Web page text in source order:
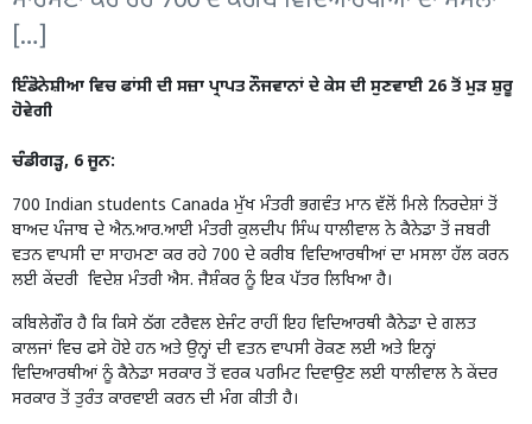
[…]
ਇੰਡੋਨੇਸ਼ੀਆ ਵਿਚ ਫਾਂਸੀ ਦੀ ਸਜ਼ਾ ਪ੍ਰਾਪਤ ਨੌਜਵਾਨਾਂ ਦੇ ਕੇਸ ਦੀ ਸੁਣਵਾਈ 26 ਤੋਂ ਮੁੜ ਸ਼ੁਰੂ
ਹੋਵੇਗੀ
ਚੰਡੀਗੜ੍ਹ, 6 ਜੂਨ:
700 Indian students Canada ਮੁੱਖ ਮੰਤਰੀ ਭਗਵੰਤ ਮਾਨ ਵੱਲੋਂ ਮਿਲੇ ਨਿਰਦੇਸ਼ਾਂ ਤੋਂ
ਬਾਅਦ ਪੰਜਾਬ ਦੇ ਐਨ.ਆਰ.ਆਈ ਮੰਤਰੀ ਕੁਲਦੀਪ ਸਿੰਘ ਧਾਲੀਵਾਲ ਨੇ ਕੈਨੇਡਾ ਤੋਂ ਜਬਰੀ
ਵਤਨ ਵਾਪਸੀ ਦਾ ਸਾਹਮਣਾ ਕਰ ਰਹੇ 700 ਦੇ ਕਰੀਬ ਵਿਦਿਆਰਥੀਆਂ ਦਾ ਮਸਲਾ ਹੱਲ ਕਰਨ
ਲਈ ਕੇਂਦਰੀ ਵਿਦੇਸ਼ ਮੰਤਰੀ ਐਸ. ਜੈਸ਼ੰਕਰ ਨੂੰ ਇਕ ਪੱਤਰ ਲਿਖਿਆ ਹੈ।
ਕਬਿਲੇਗੌਰ ਹੈ ਕਿ ਕਿਸੇ ਠੱਗ ਟਰੈਵਲ ਏਜੰਟ ਰਾਹੀਂ ਇਹ ਵਿਦਿਆਰਥੀ ਕੈਨੇਡਾ ਦੇ ਗਲਤ
ਕਾਲਜਾਂ ਵਿਚ ਫਸੇ ਹੋਏ ਹਨ ਅਤੇ ਉਨ੍ਹਾਂ ਦੀ ਵਤਨ ਵਾਪਸੀ ਰੋਕਣ ਲਈ ਅਤੇ ਇਨ੍ਹਾਂ
ਵਿਦਿਆਰਥੀਆਂ ਨੂੰ ਕੈਨੇਡਾ ਸਰਕਾਰ ਤੋਂ ਵਰਕ ਪਰਮਿਟ ਦਿਵਾਉਣ ਲਈ ਧਾਲੀਵਾਲ ਨੇ ਕੇਂਦਰ
ਸਰਕਾਰ ਤੋਂ ਤੁਰੰਤ ਕਾਰਵਾਈ ਕਰਨ ਦੀ ਮੰਗ ਕੀਤੀ ਹੈ।